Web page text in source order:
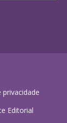
privacidade
Editorial